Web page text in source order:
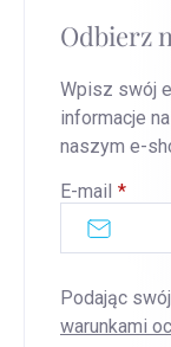
Odbierz
Wpisz swój
informacje
naszym e-
E-mail
Podając
warunkami